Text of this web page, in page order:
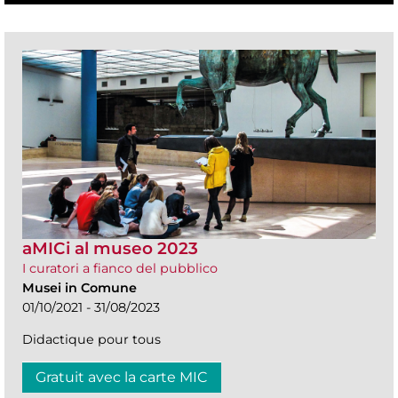
aMICi al museo 2023
I curatori a fianco del pubblico
Musei in Comune
01/10/2021 - 31/08/2023
Didactique pour tous
Gratuit avec la carte MIC